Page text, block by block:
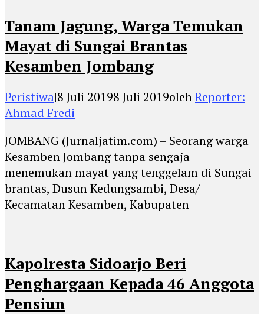
Tanam Jagung, Warga Temukan
Mayat di Sungai Brantas
Kesamben Jombang
Peristiwa|8 Juli 20198 Juli 2019olehReporter:
Ahmad Fredi
JOMBANG (Jurnaljatim.com) – Seorang warga
Kesamben Jombang tanpa sengaja
menemukan mayat yang tenggelam di Sungai
brantas, Dusun Kedungsambi, Desa/
Kecamatan Kesamben, Kabupaten
Kapolresta Sidoarjo Beri
Penghargaan Kepada 46 Anggota
Pensiun